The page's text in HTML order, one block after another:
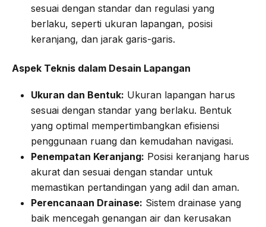
sesuai dengan standar dan regulasi yang
berlaku, seperti ukuran lapangan, posisi
keranjang, dan jarak garis-garis.
Aspek Teknis dalam Desain Lapangan
Ukuran dan Bentuk: Ukuran lapangan harus
sesuai dengan standar yang berlaku. Bentuk
yang optimal mempertimbangkan efisiensi
penggunaan ruang dan kemudahan navigasi.
Penempatan Keranjang: Posisi keranjang harus
akurat dan sesuai dengan standar untuk
memastikan pertandingan yang adil dan aman.
Perencanaan Drainase: Sistem drainase yang
baik mencegah genangan air dan kerusakan